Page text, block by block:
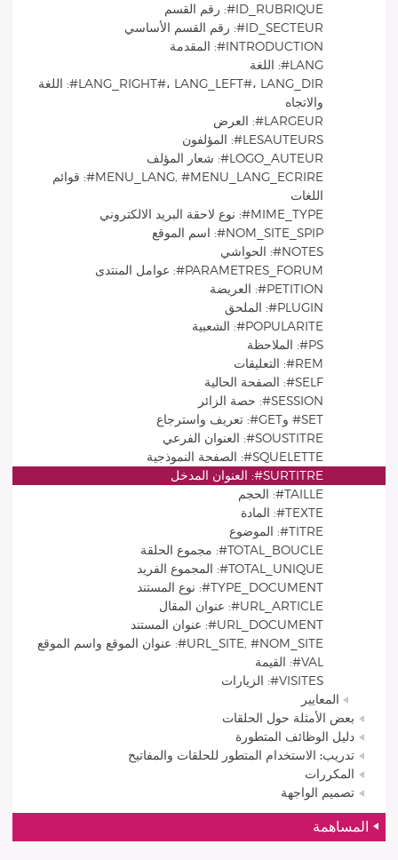
ID_RUBRIQUE#: رقم القسم
ID_SECTEUR#: رقم القسم الأساسي
INTRODUCTION#: المقدمة
LANG#: اللغة
LANG_RIGHT#، LANG_LEFT#، LANG_DIR#: اللغة
والاتجاه
LARGEUR#: العرض
LESAUTEURS#: المؤلفون
LOGO_AUTEUR#: شعار المؤلف
MENU_LANG, #MENU_LANG_ECRIRE#: قوائم
اللغات
MIME_TYPE#: نوع لاحقة البريد الالكتروني
NOM_SITE_SPIP#: اسم الموقع
NOTES#: الحواشي
PARAMETRES_FORUM#: عوامل المنتدى
PETITION#: العريضة
PLUGIN#: الملحق
POPULARITE#: الشعبية
PS#: الملاحظة
REM#: التعليقات
SELF#: الصفحة الحالية
SESSION#: حصة الزائر
SET# وGET#: تعريف واسترجاع
SOUSTITRE#: العنوان الفرعي
SQUELETTE#: الصفحة النموذجية
SURTITRE#: العنوان المدخل
TAILLE#: الحجم
TEXTE#: المادة
TITRE#: الموضوع
TOTAL_BOUCLE#: مجموع الحلقة
TOTAL_UNIQUE#: المجموع الفريد
TYPE_DOCUMENT#: نوع المستند
URL_ARTICLE#: عنوان المقال
URL_DOCUMENT#: عنوان المستند
URL_SITE, #NOM_SITE#: عنوان الموقع واسم الموقع
VAL#: القيمة
VISITES#: الزيارات
المعايير
بعض الأمثلة حول الحلقات
دليل الوظائف المتطورة
تدريب: الاستخدام المتطور للحلقات والمفاتيح
المكررات
تصميم الواجهة
المساهمة